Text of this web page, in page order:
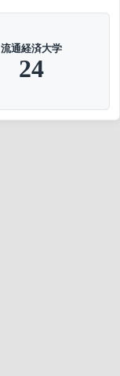
流通経済大学
24